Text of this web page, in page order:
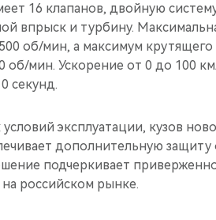
16 клапанов, двойную
впрыск и турбину.
об/мин, а максимум
мин. Ускорение от 0 до 100
секунд.
эксплуатации, кузов
дополнительную защиту
подчеркивает
российском рынке.